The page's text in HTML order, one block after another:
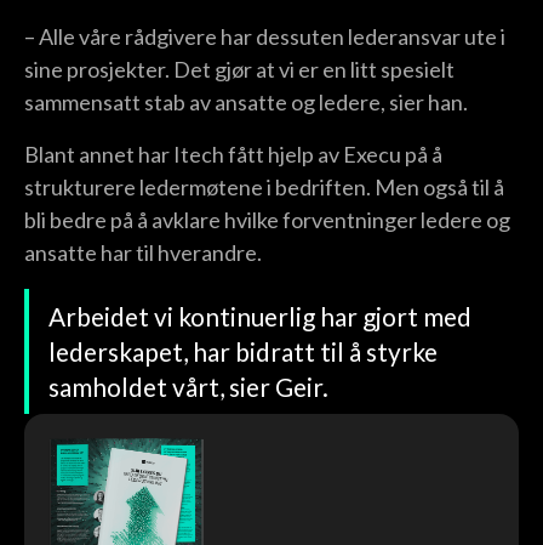
– Alle våre rådgivere har dessuten lederansvar ute i
sine prosjekter. Det gjør at vi er en litt spesielt
sammensatt stab av ansatte og ledere, sier han.
Blant annet har Itech fått hjelp av Execu på å
strukturere ledermøtene i bedriften. Men også til å
bli bedre på å avklare hvilke forventninger ledere og
ansatte har til hverandre.
Arbeidet vi kontinuerlig har gjort med
lederskapet, har bidratt til å styrke
samholdet vårt, sier Geir.